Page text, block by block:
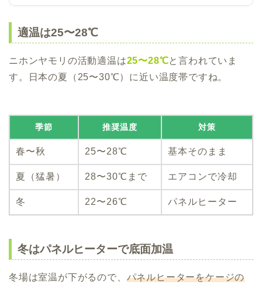
適温は25〜28℃
ニホンヤモリの活動適温は25〜28℃と言われていま
す。日本の夏（25〜30℃）に近い温度帯ですね。
季節 推奨温度 対策
春〜秋 25〜28℃ 基本そのまま
夏（猛暑） 28〜30℃まで エアコンで冷却
冬 22〜26℃ パネルヒーター
冬はパネルヒーターで底面加温
冬場は室温が下がるので、 パネルヒーターをケージの